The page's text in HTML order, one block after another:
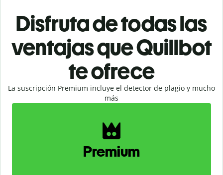
Disfruta de todas las
ventajas que Quillbot
te ofrece
La suscripción Premium incluye el detector de plagio y mucho
más
Premium